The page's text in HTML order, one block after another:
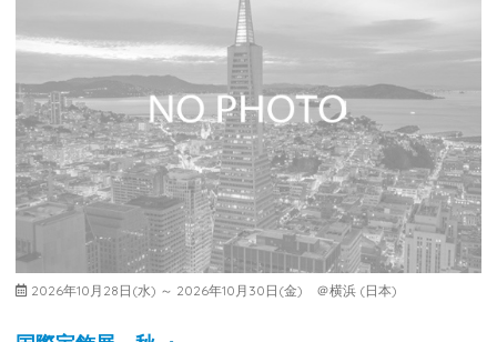
2026年10月28日(水) ～ 2026年10月30日(金) ＠横浜 (日本)